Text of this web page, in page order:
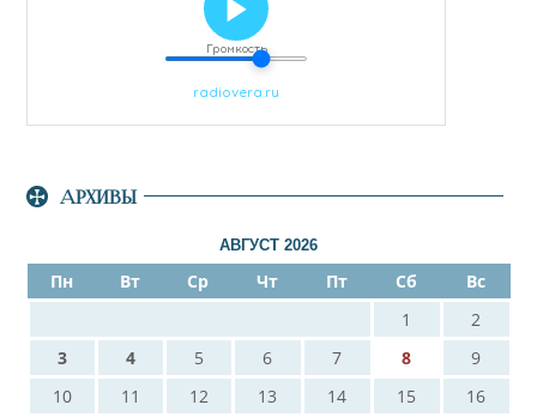
АРХИВЫ
АВГУСТ 2026
Пн Вт Ср Чт Пт Сб
Вс
1
2
3
4 5 6 7 8
9
10
11 12 13 14 15
16